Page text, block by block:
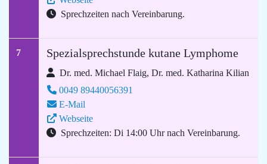
Sprechzeiten nach Vereinbarung.
7 Spezialsprechstunde kutane Lymphome
Dr. med. Michael Flaig, Dr. med. Katharina Kilian
0049 89440056391
E-Mail
Webseite
Sprechzeiten: Di 14:00 Uhr nach Vereinbarung.